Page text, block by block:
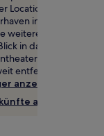
Location:
in Mitte-Süd.
weitere Vorstellung
in das Programm
Der
entfernt.
anzeigen
anzeigen